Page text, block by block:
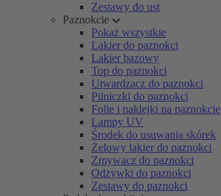
Zestawy do ust
Paznokcie
Pokaż wszystkie
Lakier do paznokci
Lakier bazowy
Top do paznokci
Utwardzacz do paznokci
Pilniczki do paznokci
Folie i naklejki na paznokcie
Lampy UV
Środek do usuwania skórek
Żelowy lakier do paznokci
Zmywacz do paznokci
Odżywki do paznokci
Zestawy do paznokci